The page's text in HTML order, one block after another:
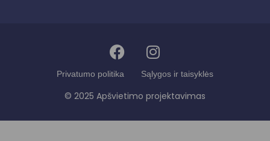
Privatumo politika Sąlygos ir taisyklės
© 2025 Apšvietimo projektavimas